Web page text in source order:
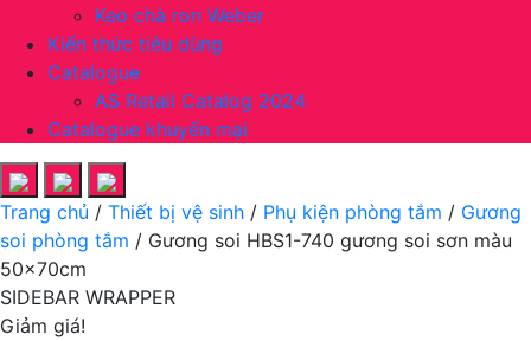
Keo chà ron Weber
Kiến thức tiêu dùng
Catalogue
AS Retail Catalog 2024
Catalogue khuyến mại
Trang chủ / Thiết bị vệ sinh / Phụ kiện phòng tắm / Gương
soi phòng tắm / Gương soi HBS1-740 gương soi sơn màu
50x70cm
SIDEBAR WRAPPER
Giảm giá!